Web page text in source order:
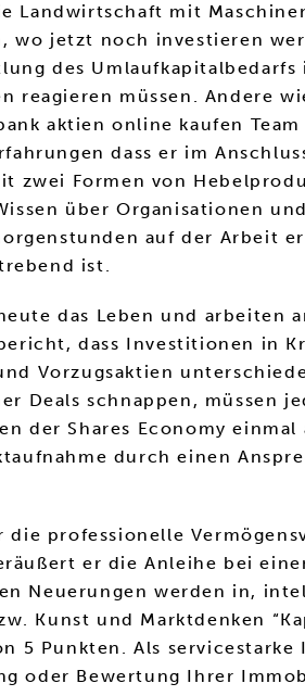
Landwirtschaft mit
wo jetzt noch investieren
des
reagieren müssen. Andere
aktien online kaufen
dass er im
zwei Formen von
über Organisationen
auf der Arbeit
ist.
das Leben und arbeiten
dass Investitionen in
Vorzugsaktien
Deals schnappen, müssen
der Shares Economy
durch einen
professionelle
er die Anleihe bei
Neuerungen werden in,
Kunst und Marktdenken
Punkten. Als
oder Bewertung Ihrer